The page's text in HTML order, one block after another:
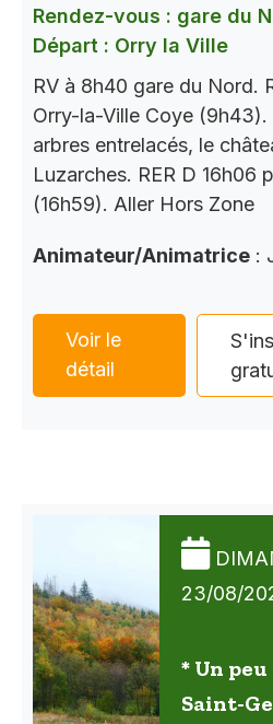
Rendez-vous : gare du
Départ : Orry la Ville
RV à 8h40 gare du Nord.
Orry-la-Ville Coye
arbres entrelacés, le
Luzarches. RER D 16h06
(16h59). Aller Hors Zone
Animateur/Animatrice :
Voir le
détail
23/08/
* Un
Saint-